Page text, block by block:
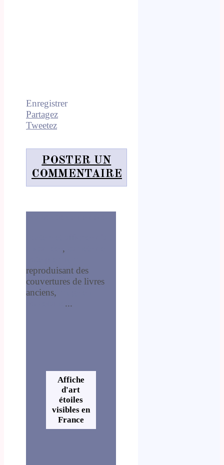
Enregistrer
Partagez
Tweetez
POSTER UN
COMMENTAIRE
,
reproduisant des
couvertures de livres
anciens,
...
Affiche
d'art
étoiles
visibles en
France